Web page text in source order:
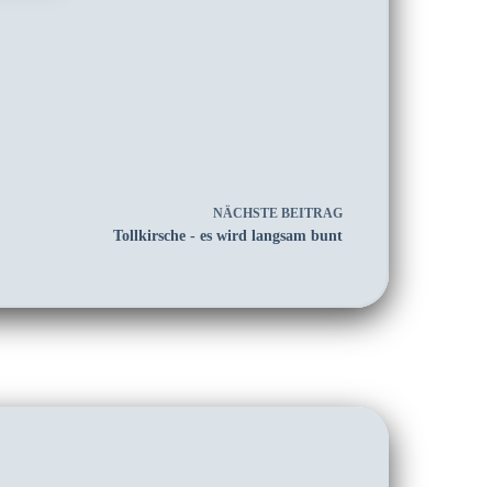
NÄCHSTEBEITRAG
Tollkirsche - es wird langsam bunt